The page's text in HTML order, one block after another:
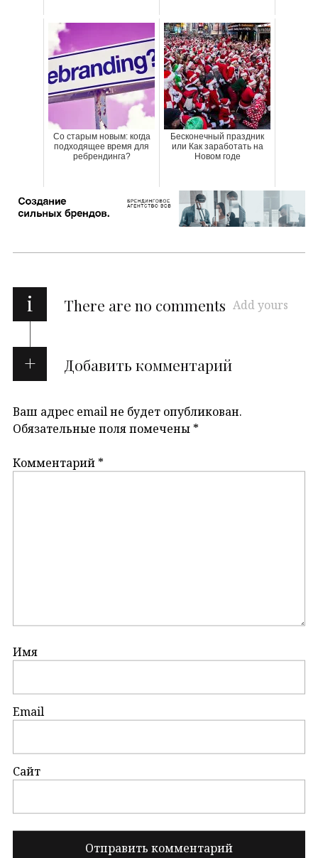
Со старым новым: когда
подходящее время для
ребрендинга?
Бесконечный праздник
или Как заработать на
Новом годе
i There are no comments Add yours
Добавить комментарий
Ваш адрес email не будет опубликован.
Обязательные поля помечены *
Комментарий *
Имя
Email
Сайт